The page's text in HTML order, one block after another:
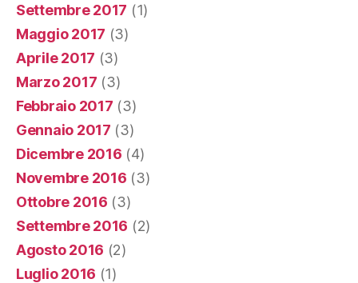
Settembre 2017 (1)
Maggio 2017 (3)
Aprile 2017 (3)
Marzo 2017 (3)
Febbraio 2017 (3)
Gennaio 2017 (3)
Dicembre 2016 (4)
Novembre 2016 (3)
Ottobre 2016 (3)
Settembre 2016 (2)
Agosto 2016 (2)
Luglio 2016 (1)